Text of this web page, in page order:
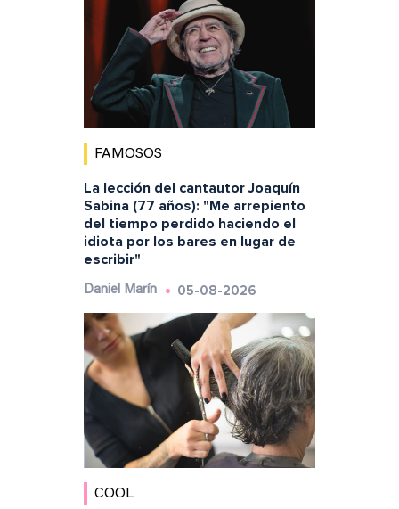
FAMOSOS
La lección del cantautor Joaquín
Sabina (77 años): "Me arrepiento
del tiempo perdido haciendo el
idiota por los bares en lugar de
escribir"
Daniel Marín 05-08-2026
COOL